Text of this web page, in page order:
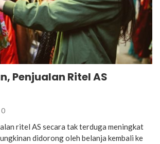
Penjualan Ritel AS
0
ritel AS secara tak terduga meningkat
didorong oleh belanja kembali ke